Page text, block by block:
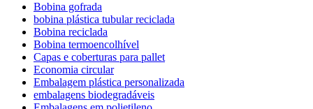
Bobina gofrada
bobina plástica tubular reciclada
Bobina reciclada
Bobina termoencolhível
Capas e coberturas para pallet
Economia circular
Embalagem plástica personalizada
embalagens biodegradáveis